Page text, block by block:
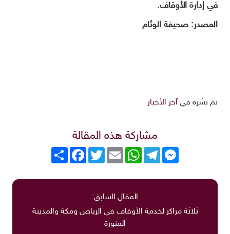
في إدارة الأوقاف.
المصدر: صحيفة الوئام
تم نشره في آخر الأخبار
مشاركة هذه المقالة
انشر
FacebookTwitterEmail
WhatsAppTelegram
Messenger
المقال السابق:
ثلاثة مراكز لخدمة الأوقاف في الرياض ومكة والمدينة
المنورة